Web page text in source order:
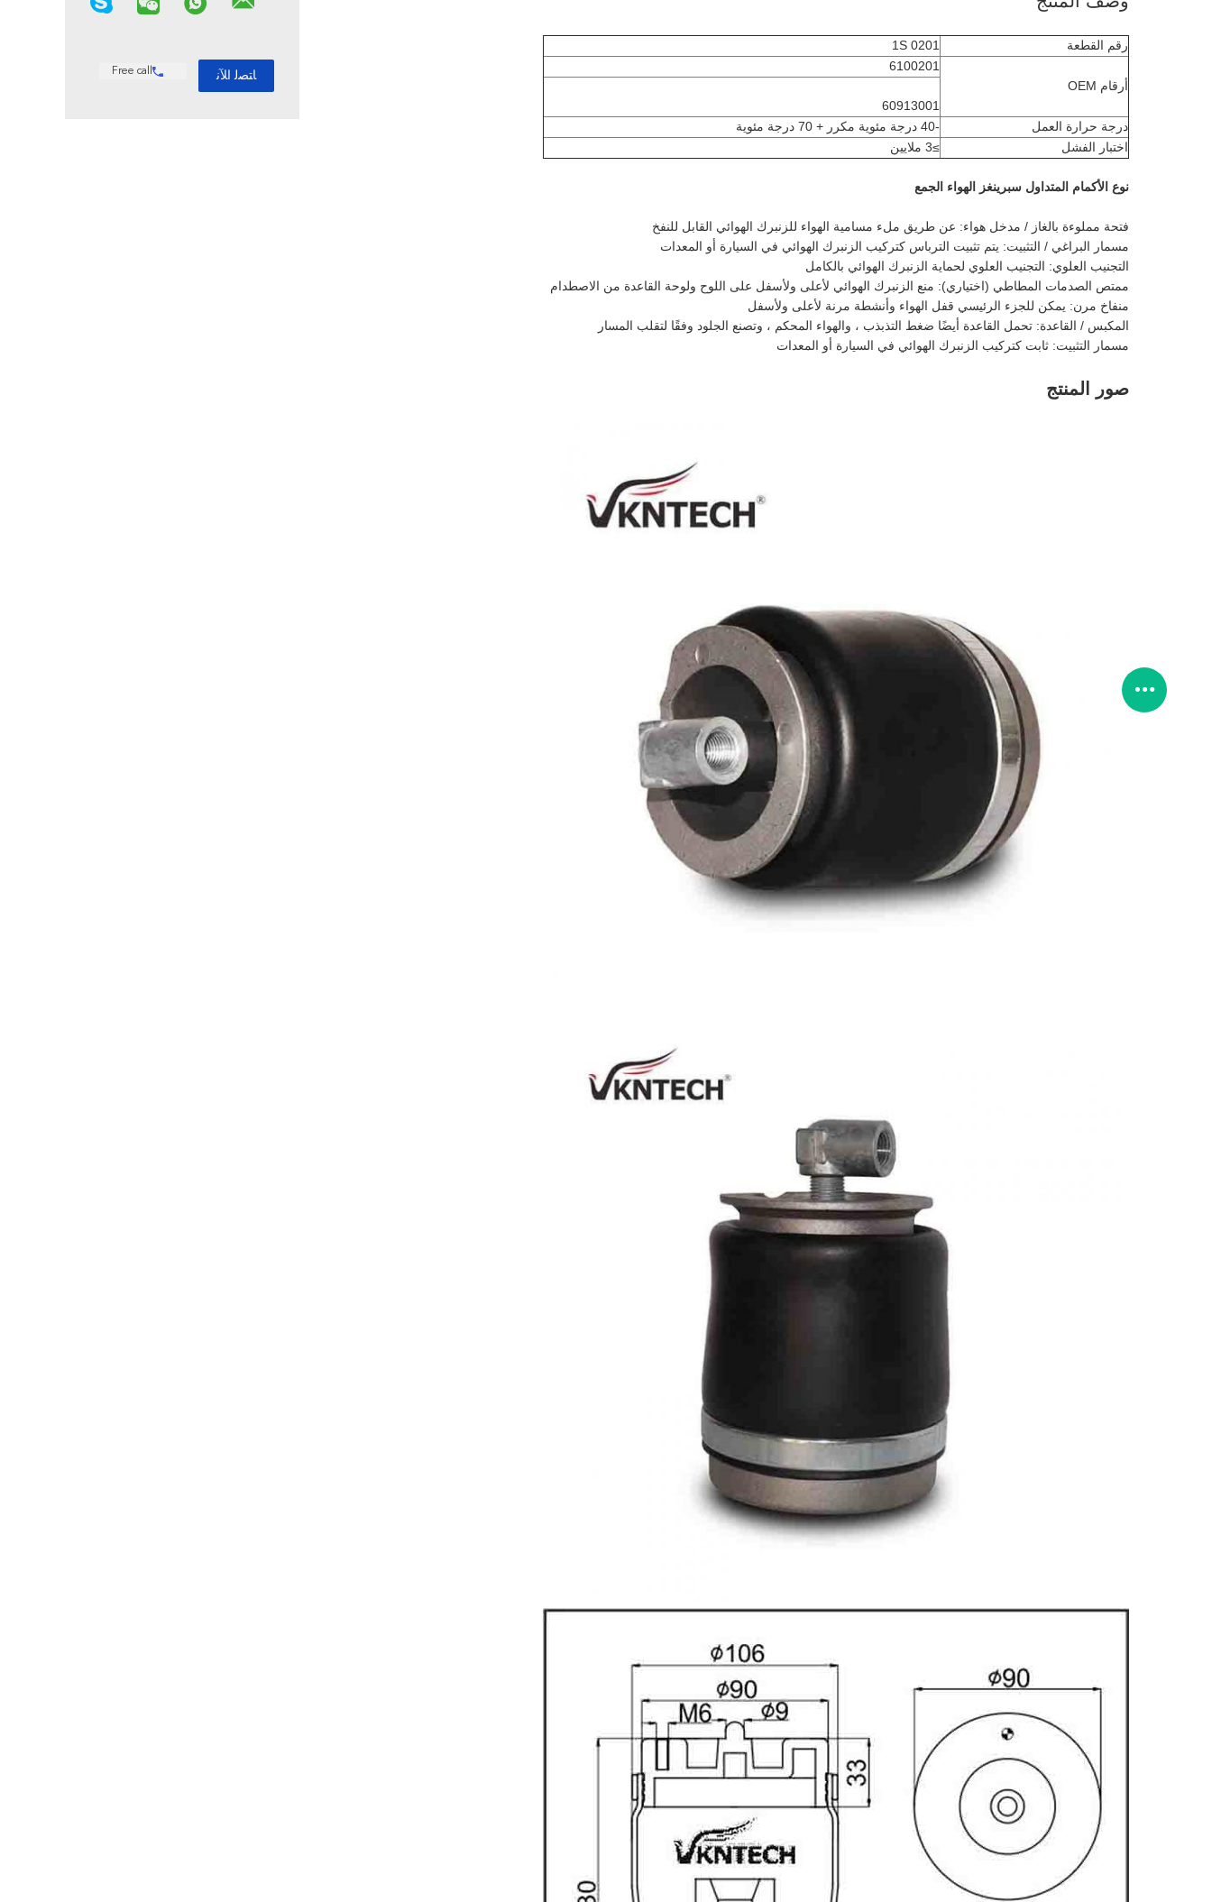
Free call
رقم القطعة 1S 0201
أرقام OEM
6100201
60913001
درجة حرارة العمل
-40 درجة مئوية مكرر + 70 درجة مئوية
اختبار الفشل
≥3 ملايين
نوع الأكمام المتداول سبرينغز الهواء الجمع
فتحة مملوءة بالغاز / مدخل هواء: عن طريق ملء مسامية الهواء للزنبرك الهوائي القابل للنفخ
مسمار البراغي / التثبيت: يتم تثبيت الترباس كتركيب الزنبرك الهوائي في السيارة أو المعدات
التجنيب العلوي: التجنيب العلوي لحماية الزنبرك الهوائي بالكامل
ممتص الصدمات المطاطي (اختياري): منع الزنبرك الهوائي لأعلى ولأسفل على اللوح ولوحة القاعدة من الاصطدام
منفاخ مرن: يمكن للجزء الرئيسي قفل الهواء وأنشطة مرنة لأعلى ولأسفل
المكبس / القاعدة: تحمل القاعدة أيضًا ضغط التذبذب ، والهواء المحكم ، وتصنع الجلود وفقًا لتقلب المسار
مسمار التثبيت: ثابت كتركيب الزنبرك الهوائي في السيارة أو المعدات
صور المنتج